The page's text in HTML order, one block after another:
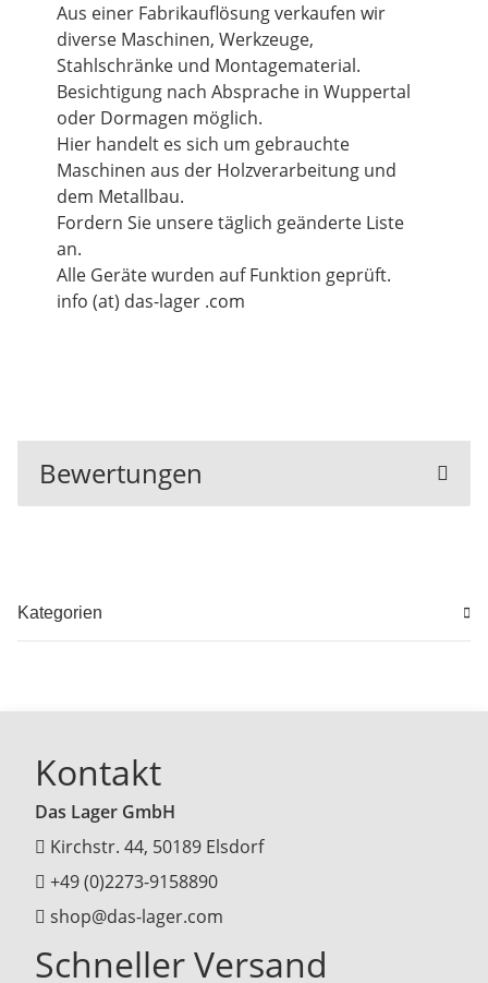
Aus einer Fabrikauflösung verkaufen wir
diverse Maschinen, Werkzeuge,
Stahlschränke und Montagematerial.
Besichtigung nach Absprache in Wuppertal
oder Dormagen möglich.
Hier handelt es sich um gebrauchte
Maschinen aus der Holzverarbeitung und
dem Metallbau.
Fordern Sie unsere täglich geänderte Liste
an.
Alle Geräte wurden auf Funktion geprüft.
info (at) das-lager .com
Bewertungen
Kategorien
Kontakt
Das Lager GmbH
Kirchstr. 44, 50189 Elsdorf
+49 (0)2273-9158890
shop@das-lager.com
Schneller Versand